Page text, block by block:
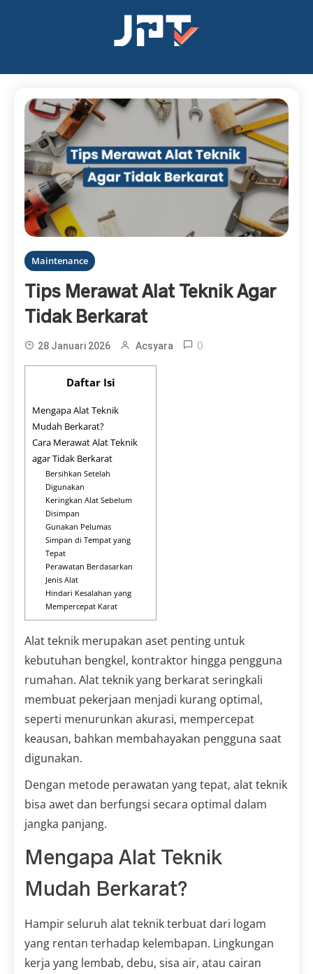
Maintenance
Tips Merawat Alat Teknik Agar
Tidak Berkarat
28 Januari 2026 Acsyara 0
Daftar Isi
Mengapa Alat Teknik
Mudah Berkarat?
Cara Merawat Alat Teknik
agar Tidak Berkarat
Bersihkan Setelah
Digunakan
Keringkan Alat Sebelum
Disimpan
Gunakan Pelumas
Simpan di Tempat yang
Tepat
Perawatan Berdasarkan
Jenis Alat
Hindari Kesalahan yang
Mempercepat Karat
Alat teknik merupakan aset penting untuk
kebutuhan bengkel, kontraktor hingga pengguna
rumahan. Alat teknik yang berkarat seringkali
membuat pekerjaan menjadi kurang optimal,
seperti menurunkan akurasi, mempercepat
keausan, bahkan membahayakan pengguna saat
digunakan.
Dengan metode perawatan yang tepat, alat teknik
bisa awet dan berfungsi secara optimal dalam
jangka panjang.
Mengapa Alat Teknik
Mudah Berkarat?
Hampir seluruh alat teknik terbuat dari logam
yang rentan terhadap kelembapan. Lingkungan
kerja yang lembab, debu, sisa air, atau cairan